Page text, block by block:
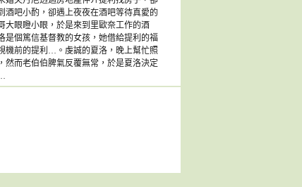
酒吧小酌，卻遇上夜夜在酒吧等待真愛的
大眼瞪小眼，於是來到里歐奈工作的酒
是個篤信基督教的女孩，她借給提利的福
機前的提利…。虔誠的夏洛，晚上幫忙照
然而老伯伯脾氣反覆無常，於是夏洛決定